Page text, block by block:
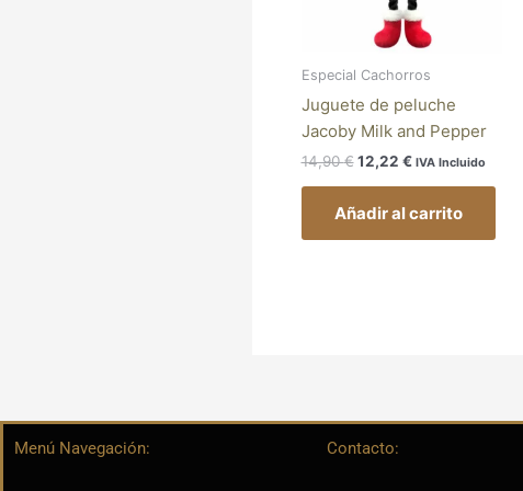
Especial Cachorros
Juguete de peluche
Jacoby Milk and Pepper
14,90€ 12,22 € IVA Incluido
Añadir al carrito
Menú Navegación: Contacto: